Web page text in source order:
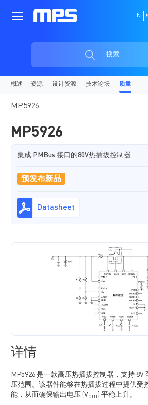
EN
搜索
概述 资源 设计资源 技术论坛 质量
MP5926
MP5926
集成 PMBus 接口的80V热插拔控制器
预发布新品
Datasheet
详情
MP5926 是一款高压热插拔控制器，支持 8V
压范围。该器件能够在热插拔过程中提供受
能，从而确保输出电压 (V OUT) 平稳上升。